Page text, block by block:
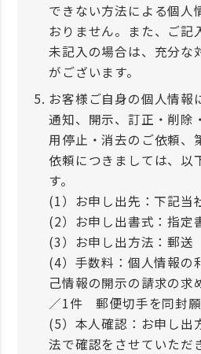
できない方法による個人
おりません。また、ご記
未記入の場合は、充分な
がございます。
お客様ご自身の個人情報
通知、開示、訂正・削除
用停止・消去のご依頼、
依頼につきましては、以
す。
(1）お申し出先：下記当
(2）お申し出書式：指定
(3）お申し出方法：郵送
(4）手数料：個人情報の
己情報の開示の請求の求
／1件 郵便切手を同封願
(5）本人確認：お申し出
法で確認をさせていただ